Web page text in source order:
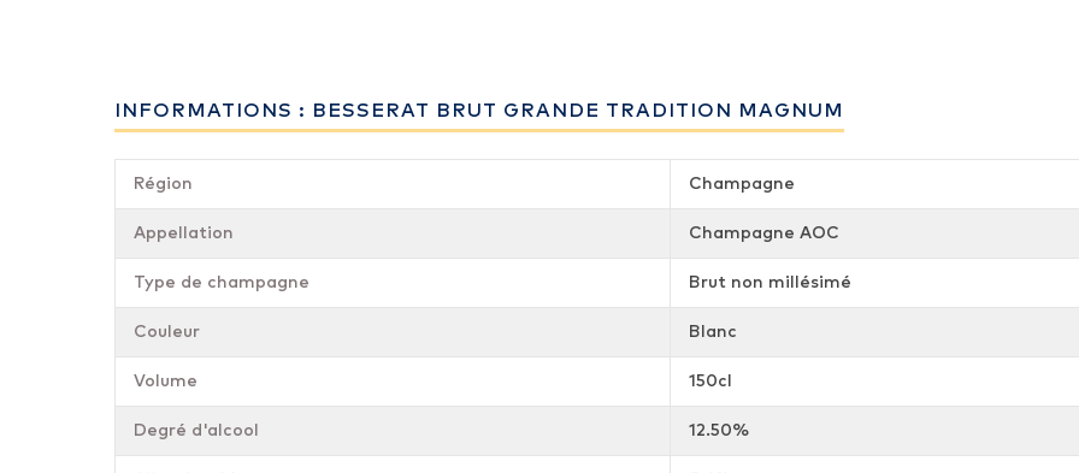
INFORMATIONS : BESSERAT BRUT GRANDE TRADITION MAGNUM
Région Champagne
Appellation Champagne AOC
Type de champagne Brut non millésimé
Couleur Blanc
Volume 150cl
Degré d'alcool 12.50%